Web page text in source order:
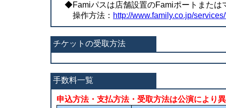
◆Famiパスは店舗設置のFamiポートまたは
操作方法： http://www.family.co.jp/
チケットの受取方法
手数料一覧
申込方法・支払方法・受取方法は公演により